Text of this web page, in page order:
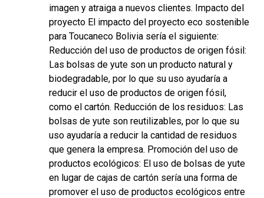
imagen y atraiga a nuevos clientes. Impacto del
proyecto El impacto del proyecto eco sostenible
para Toucaneco Bolivia sería el siguiente:
Reducción del uso de productos de origen fósil:
Las bolsas de yute son un producto natural y
biodegradable, por lo que su uso ayudaría a
reducir el uso de productos de origen fósil,
como el cartón. Reducción de los residuos: Las
bolsas de yute son reutilizables, por lo que su
uso ayudaría a reducir la cantidad de residuos
que genera la empresa. Promoción del uso de
productos ecológicos: El uso de bolsas de yute
en lugar de cajas de cartón sería una forma de
promover el uso de productos ecológicos entre